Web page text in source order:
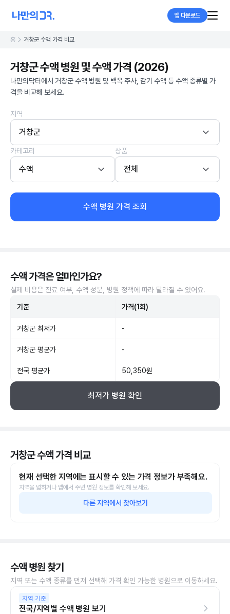
앱 다운로드
홈 거창군 수액 가격 비교
거창군 수액 병원 및 수액 가격 (2026)
나만의닥터에서 거창군 수액 병원 및 백옥 주사, 감기 수액 등 수액 종류별 가
격을 비교해 보세요.
지역
거창군
카테고리
수액
상품
전체
수액 병원 가격 조회
수액 가격은 얼마인가요?
실제 비용은 진료 여부, 수액 성분, 병원 정책에 따라 달라질 수 있어요.
기준 가격(1회)
거창군 최저가 -
거창군 평균가 -
전국 평균가 50,350원
최저가 병원 확인
거창군 수액 가격 비교
현재 선택한 지역에는 표시할 수 있는 가격 정보가 부족해요.
지역을 넓히거나 앱에서 주변 병원 정보를 확인해 보세요.
다른 지역에서 찾아보기
수액 병원 찾기
지역 또는 수액 종류를 먼저 선택해 가격 확인 가능한 병원으로 이동하세요.
지역 기준
전국/지역별 수액 병원 보기